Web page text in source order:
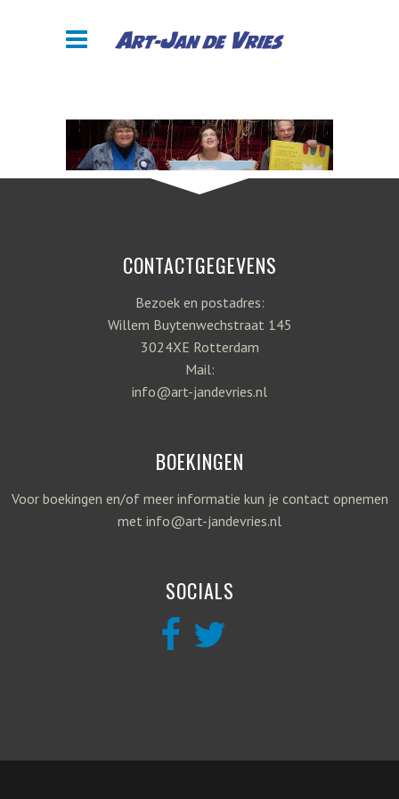
CONTACTGEGEVENS
Bezoek en postadres:
Willem Buytenwechstraat 145
3024XE Rotterdam
Mail:
info@art-jandevries.nl
BOEKINGEN
Voor boekingen en/of meer informatie kun je contact opnemen
met info@art-jandevries.nl
SOCIALS